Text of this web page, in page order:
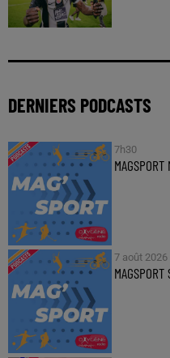
DERNIERS PODCASTS
7h30
7 août 2026